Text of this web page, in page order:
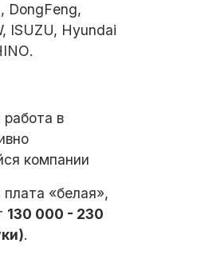
ISUZU, Нyundаi
работа в
компании
«белая»,
130 000 - 230
.